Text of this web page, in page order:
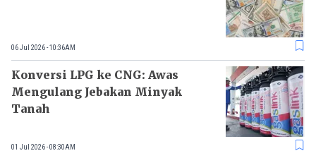
06 Jul 2026 - 10:36AM
Konversi LPG ke CNG: Awas
Mengulang Jebakan Minyak
Tanah
01 Jul 2026 - 08:30AM